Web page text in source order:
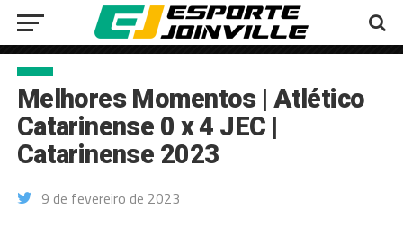
Melhores Momentos | Atlético
Catarinense 0 x 4 JEC |
Catarinense 2023
9 de fevereiro de 2023